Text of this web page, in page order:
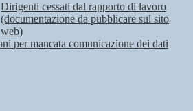
Dirigenti cessati dal rapporto di lavoro
(documentazione da pubblicare sul sito
web)
per mancata comunicazione dei dati